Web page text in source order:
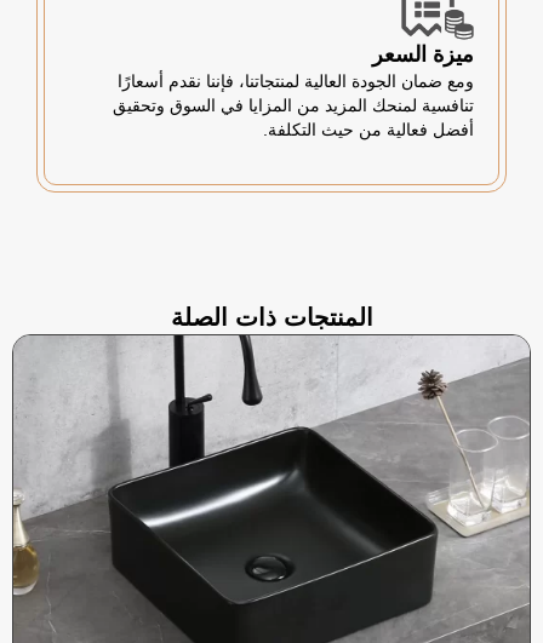
ميزة السعر
ومع ضمان الجودة العالية لمنتجاتنا، فإننا نقدم أسعارًا
تنافسية لمنحك المزيد من المزايا في السوق وتحقيق
أفضل فعالية من حيث التكلفة.
المنتجات ذات الصلة